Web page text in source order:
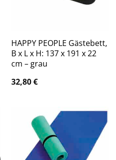
HAPPY PEOPLE Gästebett,
B x L x H: 137 x 191 x 22
cm – grau
32,80€